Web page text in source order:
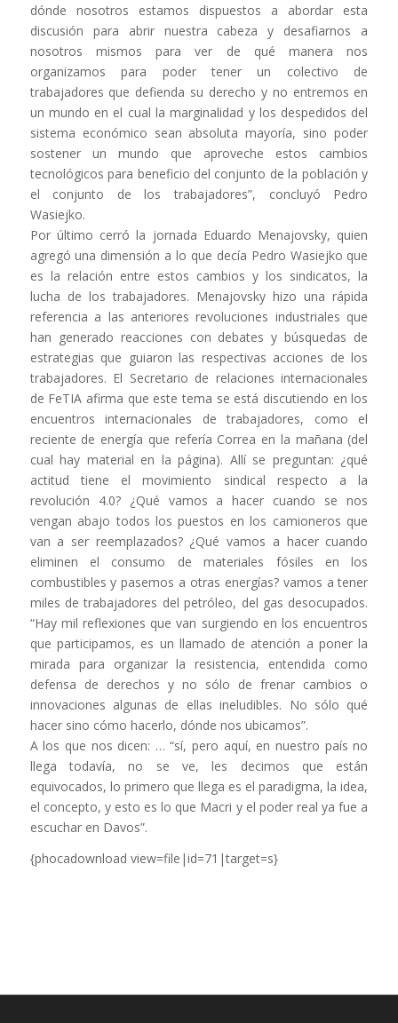
dónde nosotros estamos dispuestos a abordar esta
discusión para abrir nuestra cabeza y desafiarnos a
nosotros mismos para ver de qué manera nos
organizamos para poder tener un colectivo de
trabajadores que defienda su derecho y no entremos en
un mundo en el cual la marginalidad y los despedidos del
sistema económico sean absoluta mayoría, sino poder
sostener un mundo que aproveche estos cambios
tecnológicos para beneficio del conjunto de la población y
el conjunto de los trabajadores”, concluyó Pedro
Wasiejko.
Por último cerró la jornada Eduardo Menajovsky, quien
agregó una dimensión a lo que decía Pedro Wasiejko que
es la relación entre estos cambios y los sindicatos, la
lucha de los trabajadores. Menajovsky hizo una rápida
referencia a las anteriores revoluciones industriales que
han generado reacciones con debates y búsquedas de
estrategias que guiaron las respectivas acciones de los
trabajadores. El Secretario de relaciones internacionales
de FeTIA afirma que este tema se está discutiendo en los
encuentros internacionales de trabajadores, como el
reciente de energía que refería Correa en la mañana (del
cual hay material en la página). Allí se preguntan: ¿qué
actitud tiene el movimiento sindical respecto a la
revolución 4.0? ¿Qué vamos a hacer cuando se nos
vengan abajo todos los puestos en los camioneros que
van a ser reemplazados? ¿Qué vamos a hacer cuando
eliminen el consumo de materiales fósiles en los
combustibles y pasemos a otras energías? vamos a tener
miles de trabajadores del petróleo, del gas desocupados.
“Hay mil reflexiones que van surgiendo en los encuentros
que participamos, es un llamado de atención a poner la
mirada para organizar la resistencia, entendida como
defensa de derechos y no sólo de frenar cambios o
innovaciones algunas de ellas ineludibles. No sólo qué
hacer sino cómo hacerlo, dónde nos ubicamos”.
A los que nos dicen: … “sí, pero aquí, en nuestro país no
llega todavía, no se ve, les decimos que están
equivocados, lo primero que llega es el paradigma, la idea,
el concepto, y esto es lo que Macri y el poder real ya fue a
escuchar en Davos”.
{phocadownload view=file|id=71|target=s}